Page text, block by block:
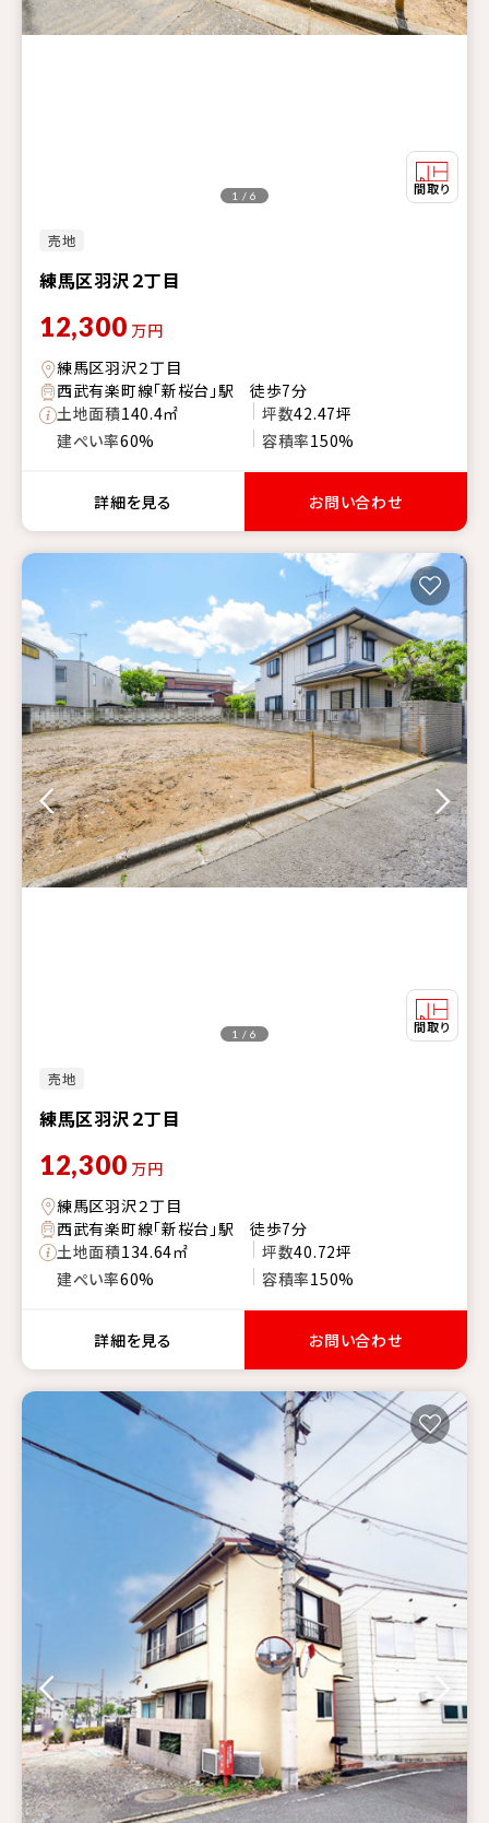
売地
練馬区羽沢２丁目
1 / 6
12,300 万円
練馬区羽沢２丁目
西武有楽町線「新桜台」駅 徒歩7分
土地面積140.4㎡ 坪数42.47坪
建ぺい率60% 容積率150%
詳細を見る お問い合わせ
売地
練馬区羽沢２丁目
1 / 6
12,300 万円
練馬区羽沢２丁目
西武有楽町線「新桜台」駅 徒歩7分
土地面積134.64㎡ 坪数40.72坪
建ぺい率60% 容積率150%
詳細を見る お問い合わせ